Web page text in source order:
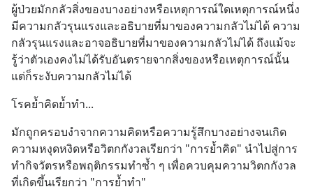
ผู้ป่วยมักกลัวสิ่งของบางอย่างหรือเหตุการณ์ใดเหตุการณ์หนึ่ง
มีความกลัวรุนแรงและอธิบายที่มาของความกลัวไม่ได้ ความ
กลัวรุนแรงและอาจอธิบายที่มาของความกลัวไม่ได้ ถึงแม้จะ
รู้ว่าตัวเองคงไม่ได้รับอันตรายจากสิ่งของหรือเหตุการณ์นั้น
แต่ก็ระงับความกลัวไม่ได้
โรคย้ำคิดย้ำทํา...
มักถูกครอบงำจากความคิดหรือความรู้สึกบางอย่างจนเกิด
ความหงุดหงิดหรือวิตกกังวลเรียกว่า "การย้ำคิด" นำไปสู่การ
ทำกิจวัตรหรือพฤติกรรมทำซ้ำ ๆ เพื่อควบคุมความวิตกกังวล
ที่เกิดขึ้นเรียกว่า "การย้ำทำ"